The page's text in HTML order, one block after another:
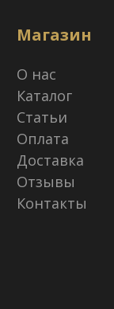
Магазин
О нас
Каталог
Статьи
Оплата
Доставка
Отзывы
Контакты